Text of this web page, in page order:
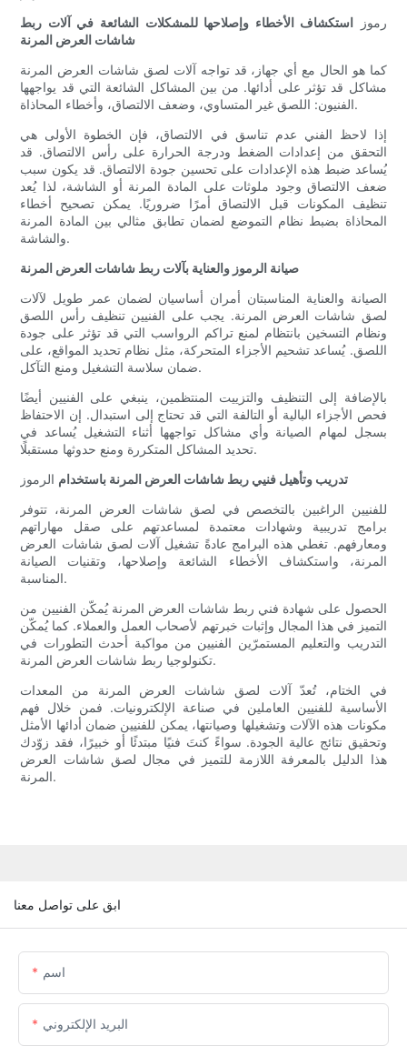
رموز استكشاف الأخطاء وإصلاحها للمشكلات الشائعة في آلات ربط
شاشات العرض المرنة
كما هو الحال مع أي جهاز، قد تواجه آلات لصق شاشات العرض المرنة
مشاكل قد تؤثر على أدائها. من بين المشاكل الشائعة التي قد يواجهها
الفنيون: اللصق غير المتساوي، وضعف الالتصاق، وأخطاء المحاذاة.
إذا لاحظ الفني عدم تناسق في الالتصاق، فإن الخطوة الأولى هي
التحقق من إعدادات الضغط ودرجة الحرارة على رأس الالتصاق. قد
يُساعد ضبط هذه الإعدادات على تحسين جودة الالتصاق. قد يكون سبب
ضعف الالتصاق وجود ملوثات على المادة المرنة أو الشاشة، لذا يُعد
تنظيف المكونات قبل الالتصاق أمرًا ضروريًا. يمكن تصحيح أخطاء
المحاذاة بضبط نظام التموضع لضمان تطابق مثالي بين المادة المرنة
والشاشة.
صيانة الرموز والعناية بآلات ربط شاشات العرض المرنة
الصيانة والعناية المناسبتان أمران أساسيان لضمان عمر طويل لآلات
لصق شاشات العرض المرنة. يجب على الفنيين تنظيف رأس اللصق
ونظام التسخين بانتظام لمنع تراكم الرواسب التي قد تؤثر على جودة
اللصق. يُساعد تشحيم الأجزاء المتحركة، مثل نظام تحديد المواقع، على
ضمان سلاسة التشغيل ومنع التآكل.
بالإضافة إلى التنظيف والتزييت المنتظمين، ينبغي على الفنيين أيضًا
فحص الأجزاء البالية أو التالفة التي قد تحتاج إلى استبدال. إن الاحتفاظ
بسجل لمهام الصيانة وأي مشاكل تواجهها أثناء التشغيل يُساعد في
تحديد المشاكل المتكررة ومنع حدوثها مستقبلًا.
تدريب وتأهيل فنيي ربط شاشات العرض المرنة باستخدام الرموز
للفنيين الراغبين بالتخصص في لصق شاشات العرض المرنة، تتوفر
برامج تدريبية وشهادات معتمدة لمساعدتهم على صقل مهاراتهم
ومعارفهم. تغطي هذه البرامج عادةً تشغيل آلات لصق شاشات العرض
المرنة، واستكشاف الأخطاء الشائعة وإصلاحها، وتقنيات الصيانة
المناسبة.
الحصول على شهادة فني ربط شاشات العرض المرنة يُمكّن الفنيين من
التميز في هذا المجال وإثبات خبرتهم لأصحاب العمل والعملاء. كما يُمكّن
التدريب والتعليم المستمرّين الفنيين من مواكبة أحدث التطورات في
تكنولوجيا ربط شاشات العرض المرنة.
في الختام، تُعدّ آلات لصق شاشات العرض المرنة من المعدات
الأساسية للفنيين العاملين في صناعة الإلكترونيات. فمن خلال فهم
مكونات هذه الآلات وتشغيلها وصيانتها، يمكن للفنيين ضمان أدائها الأمثل
وتحقيق نتائج عالية الجودة. سواءً كنتَ فنيًا مبتدئًا أو خبيرًا، فقد زوّدك
هذا الدليل بالمعرفة اللازمة للتميز في مجال لصق شاشات العرض
المرنة.
ابق على تواصل معنا
اسم
البريد الإلكتروني